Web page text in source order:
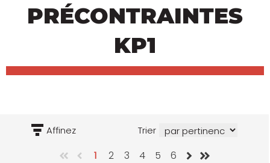
PRÉCONTRAINTES
KP1
Affinez Trier
1 2 3 4 5 6